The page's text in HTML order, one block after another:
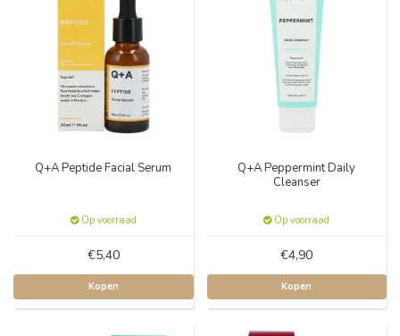
Q+A Peptide Facial Serum
Op voorraad
€5,40
Kopen
Q+A Peppermint Daily
Cleanser
Op voorraad
€4,90
Kopen